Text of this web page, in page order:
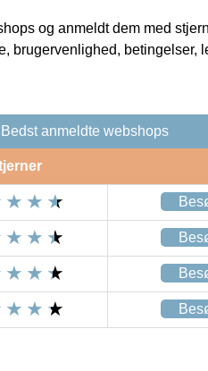
og anmeldt dem med
brugervenlighed, betingelser,
Bedst anmeldte webshops